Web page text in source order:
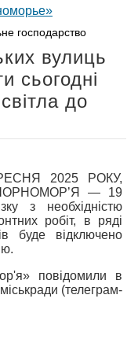
господарство
вулиць
сьогодні
до
2025 РОКУ,
— 19
з необхідністю
робіт, в ряді
буде відключено
повідомили в
(телеграм-